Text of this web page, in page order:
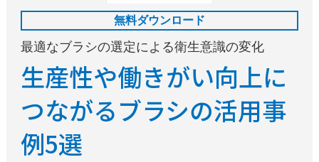
無料ダウンロード
最適なブラシの選定による衛生意識の変化
生産性や働きがい向上に
つながるブラシの活用事
例5選